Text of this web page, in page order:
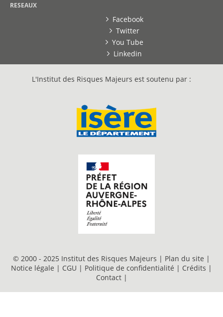
RESEAUX
Facebook
Twitter
You Tube
Linkedin
L'Institut des Risques Majeurs est soutenu par :
© 2000 - 2025 Institut des Risques Majeurs | Plan du site |
Notice légale | CGU | Politique de confidentialité | Crédits |
Contact |